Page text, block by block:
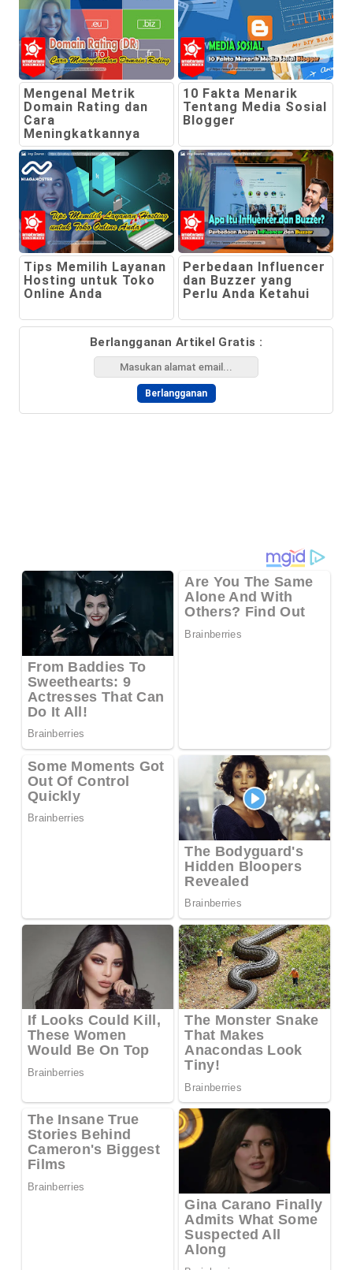
Mengenal Metrik
Domain Rating dan
Cara
Meningkatkannya
10 Fakta Menarik
Tentang Media Sosial
Blogger
Tips Memilih Layanan
Hosting untuk Toko
Online Anda
Perbedaan Influencer
dan Buzzer yang
Perlu Anda Ketahui
Berlangganan Artikel Gratis :